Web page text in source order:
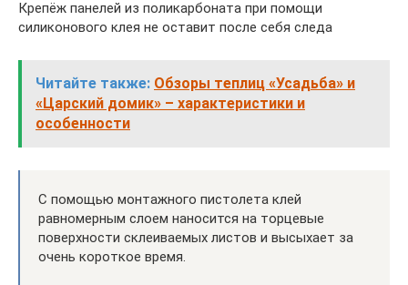
Крепёж панелей из поликарбоната при помощи
силиконового клея не оставит после себя следа
Читайте также: Обзоры теплиц «Усадьба» и
«Царский домик» – характеристики и
особенности
С помощью монтажного пистолета клей
равномерным слоем наносится на торцевые
поверхности склеиваемых листов и высыхает за
очень короткое время.